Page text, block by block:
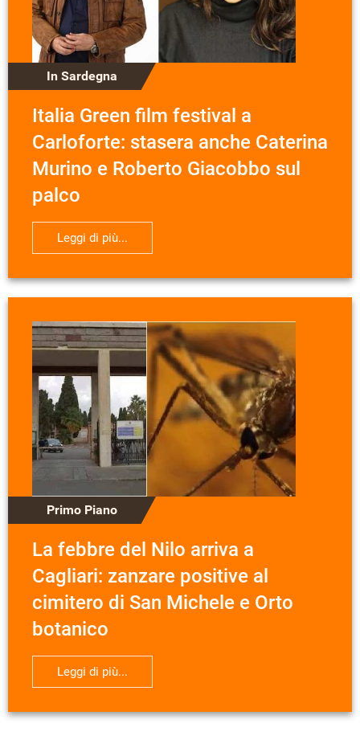
In Sardegna
Italia Green film festival a
Carloforte: stasera anche Caterina
Murino e Roberto Giacobbo sul
palco
Leggi di più...
Primo Piano
La febbre del Nilo arriva a
Cagliari: zanzare positive al
cimitero di San Michele e Orto
botanico
Leggi di più...